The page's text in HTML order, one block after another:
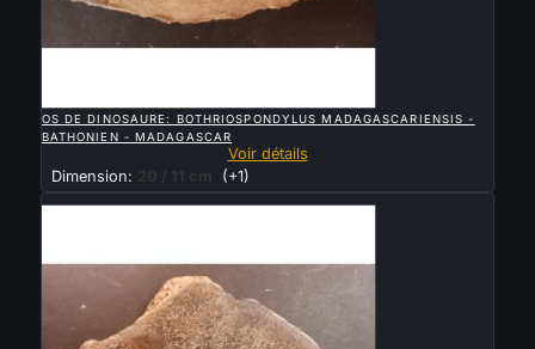
OS DE DINOSAURE: BOTHRIOSPONDYLUS MADAGASCARIENSIS -
BATHONIEN - MADAGASCAR
Voir détails
Dimension:
20 / 11 cm (+1)